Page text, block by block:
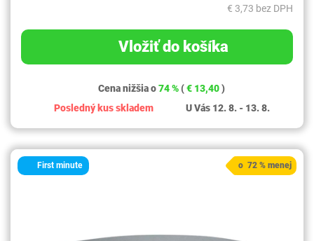
€ 3,73 bez DPH
Vložiť do košíka
Cena nižšia o74 % (€ 13,40)
Posledný kus skladem
U Vás 12. 8. - 13. 8.
First minute o 72 % menej